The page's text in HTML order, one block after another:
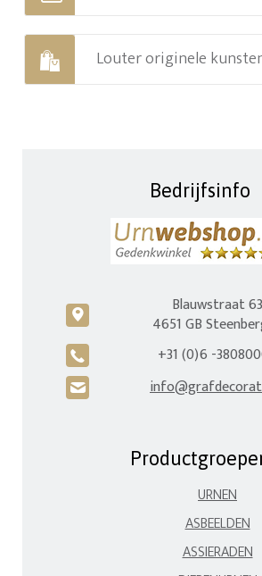
Louter originele
Bedrijfsinfo
c
Blauwstraat 63
4651 GB
A +31 (0)6 -
H
URNEN
ASBEELDEN
ASSIERADEN